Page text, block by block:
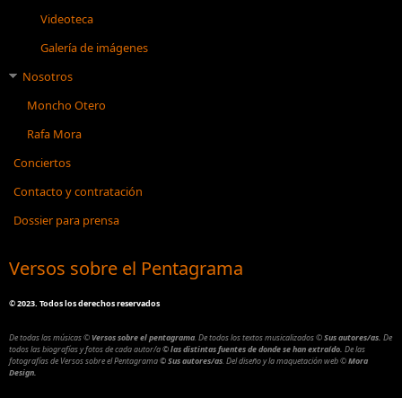
Videoteca
Galería de imágenes
Nosotros
Moncho Otero
Rafa Mora
Conciertos
Contacto y contratación
Dossier para prensa
Versos sobre el Pentagrama
©2023. Todos los derechos reservados
De todas las músicas© Versos sobre el pentagrama. De todos los textos musicalizados©Sus autores/as. De
todos las biografías y fotos de cada autor/a© las distintas fuentes de donde se han extraído. De las
fotografías de Versos sobre el Pentagrama© Sus autores/as. Del diseño y la maquetación web©Mora
Design.